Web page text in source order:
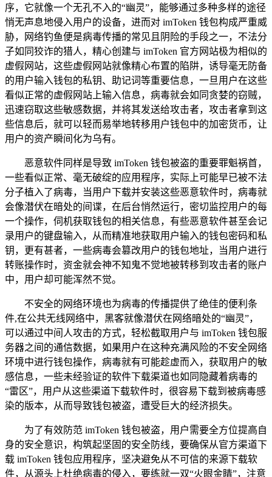
序，它就像一个无孔不入的“幽灵”，能够通过多种多样的途径
悄无声息地侵入用户的设备，进而对 imToken 钱包构成严重威
胁，网络钓鱼便是病毒传播的常见且阴险的手段之一，不法分
子如同狡诈的猎人，精心创建与 imToken 官方网站极为相似的
虚假网站，这些虚假网站就像精心布置的陷阱，诱导毫无防备
的用户输入钱包的私钥、助记词等重要信息，一旦用户在这些
看似正常的虚假网站上输入信息，病毒就会如同贪婪的窃贼，
迅速窃取这些敏感数据，并将其发送给攻击者，攻击者拿到这
些信息后，就可以轻而易举地转移用户钱包中的加密货币，让
用户的资产瞬间化为乌有。
恶意软件同样是导致 imToken 钱包被盗的重要罪魁祸首，
一些看似正常、毫无破绽的应用程序，实际上可能早已被不法
分子植入了病毒，当用户下载并安装这些恶意软件时，病毒就
会像潜伏在暗处的间谍，在后台悄然运行，密切监控用户的每
一个操作，伺机获取钱包的相关信息，有些恶意软件甚至会记
录用户的键盘输入，从而精准地获取用户输入的钱包密码和私
钥，更有甚者，一些病毒会篡改用户的钱包地址，当用户进行
转账操作时，资金就会神不知鬼不觉地被转移到攻击者的账户
中，用户却可能浑然不觉。
不安全的网络环境也为病毒的传播提供了绝佳的便利条
件,在公共无线网络中，黑客就像潜伏在网络暗处的“幽灵”，
可以通过中间人攻击的方式，轻松截取用户与 imToken 钱包服
务器之间的通信数据，如果用户在这种充满风险的不安全网络
环境中进行钱包操作，病毒就有可能趁虚而入，获取用户的敏
感信息，一些未经验证的软件下载渠道也如同隐藏着病毒的
“雷区”，用户从这些渠道下载软件时，很容易下载到被病毒感
染的版本，从而导致钱包被盗，遭受巨大的经济损失。
为了有效防范 imToken 钱包被盗，用户需要全方位提高自
身的安全意识，构筑起坚固的安全防线，要确保从官方渠道下
载 imToken 钱包应用程序，坚决避免从不可信的来源下载软
件，从源头上杜绝病毒的侵入，要练就一双“火眼金睛”，注意